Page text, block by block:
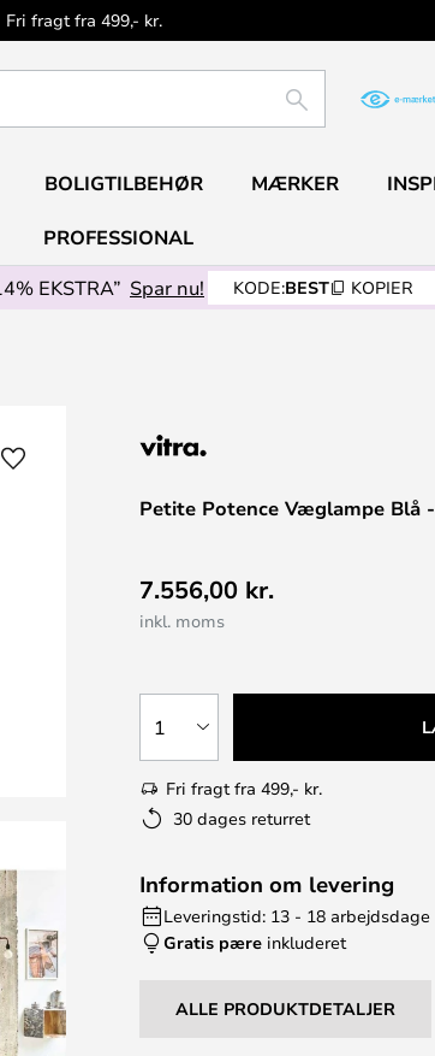
Fri fragt fra 499,- kr.
SØG
BOLIGTILBEHØR MÆRKER
PROFESSIONAL
EKSTRA” Spar nu! KODE:BEST KOPIER
Petite Potence Væglampe Blå
7.556,00 kr.
inkl. moms
1
Fri fragt fra 499,- kr.
30 dages returret
Information om levering
Leveringstid: 13 - 18 arbejdsdage
Gratis pære inkluderet
ALLE PRODUKTDETALJER